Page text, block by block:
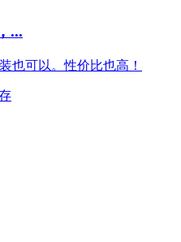
...
也可以。性价比也高！